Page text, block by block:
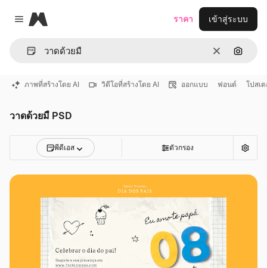
Close menu
Magnific
ชัดเจนค้นหา
ราคา เข้าสู่ระบบ
ภาพที่สร้างโดย AI วิดีโอที่สร้างโดย AI ออกแบบ ฟอนต์ โปสเ
วาดด้วยมื PSD
พีดีเอส ตัวกรอง